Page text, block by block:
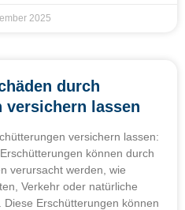
2025
durch
versichern lassen
versichern lassen:
können durch
verursacht werden, wie
Verkehr oder natürliche
Erschütterungen können